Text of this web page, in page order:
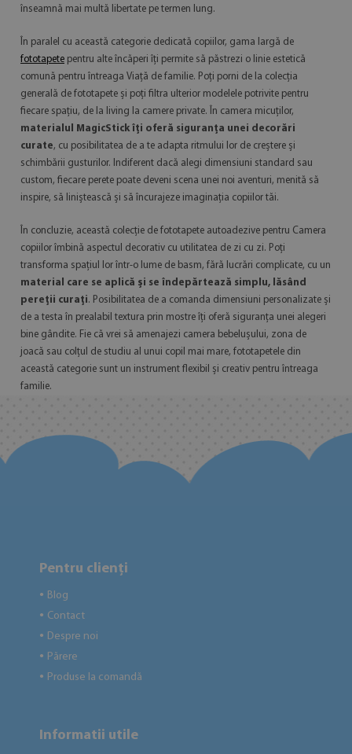
înseamnă mai multă libertate pe termen lung.
În paralel cu această categorie dedicată copiilor, gama largă de
fototapete pentru alte încăperi îți permite să păstrezi o linie estetică
comună pentru întreaga Viaţă de familie. Poți porni de la colecția
generală de fototapete și poți filtra ulterior modelele potrivite pentru
fiecare spațiu, de la living la camere private. În camera micuților,
materialul MagicStick îți oferă siguranța unei decorări
curate, cu posibilitatea de a te adapta ritmului lor de creștere și
schimbării gusturilor. Indiferent dacă alegi dimensiuni standard sau
custom, fiecare perete poate deveni scena unei noi aventuri, menită să
inspire, să liniștească și să încurajeze imaginația copiilor tăi.
În concluzie, această colecție de fototapete autoadezive pentru Camera
copiilor îmbină aspectul decorativ cu utilitatea de zi cu zi. Poți
transforma spațiul lor într-o lume de basm, fără lucrări complicate, cu un
material care se aplică și se îndepărtează simplu, lăsând
pereții curați. Posibilitatea de a comanda dimensiuni personalizate și
de a testa în prealabil textura prin mostre îți oferă siguranța unei alegeri
bine gândite. Fie că vrei să amenajezi camera bebelușului, zona de
joacă sau colțul de studiu al unui copil mai mare, fototapetele din
această categorie sunt un instrument flexibil și creativ pentru întreaga
familie.
Pentru clienți
● Blog
● Contact
● Despre noi
● Părere
● Produse la comandă
Informatii utile